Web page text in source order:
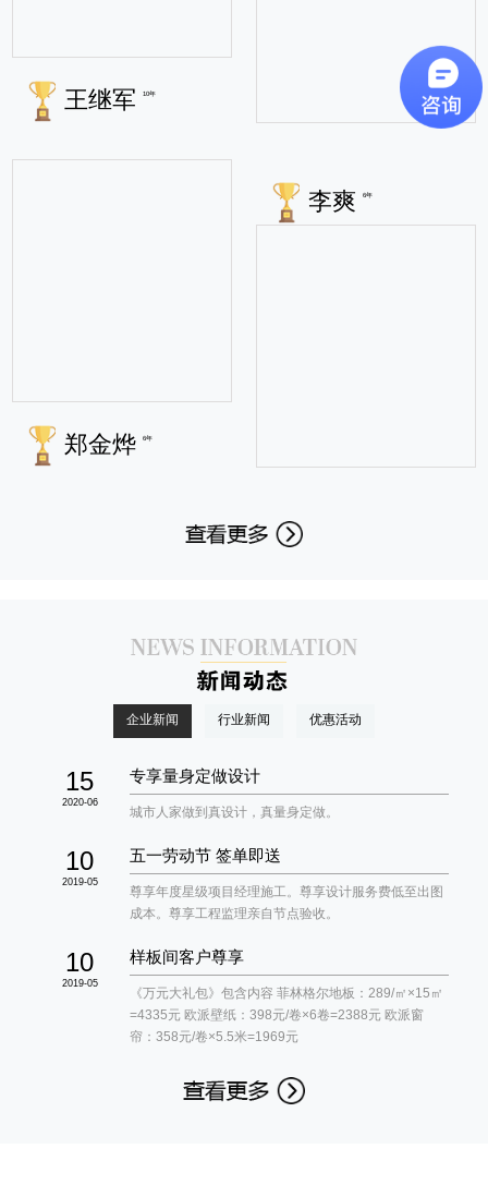
王继军 10年
郑金烨 6年
李爽 6年
企业新闻 行业新闻 优惠活动
15
2020-06
专享量身定做设计
城市人家做到真设计，真量身定做。
10
2019-05
五一劳动节 签单即送
尊享年度星级项目经理施工。尊享设计服务费低至出图
成本。尊享工程监理亲自节点验收。
10
2019-05
样板间客户尊享
《万元大礼包》包含内容 菲林格尔地板：289/㎡×15㎡
=4335元 欧派壁纸：398元/卷×6卷=2388元 欧派窗
帘：358元/卷×5.5米=1969元